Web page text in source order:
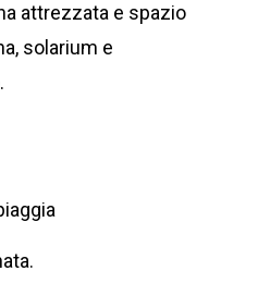
attrezzata e spazio
solarium e